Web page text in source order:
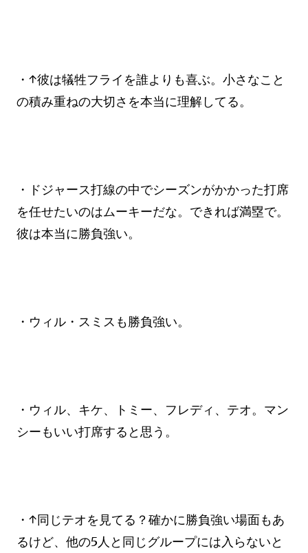
・↑彼は犠牲フライを誰よりも喜ぶ。小さなこと
の積み重ねの大切さを本当に理解してる。
・ドジャース打線の中でシーズンがかかった打席
を任せたいのはムーキーだな。できれば満塁で。
彼は本当に勝負強い。
・ウィル・スミスも勝負強い。
・ウィル、キケ、トミー、フレディ、テオ。マン
シーもいい打席すると思う。
・↑同じテオを見てる？確かに勝負強い場面もあ
るけど、他の5人と同じグループには入らないと